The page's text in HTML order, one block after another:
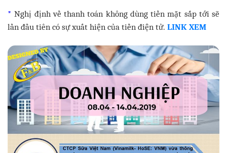
* Nghị định về thanh toán không dùng tiền mặt sắp tới sẽ
lần đầu tiên có sự xuất hiện của tiền điện tử. LINK XEM